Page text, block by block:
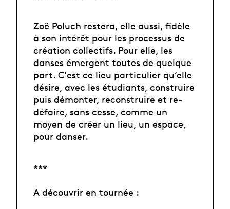
Zoë Poluch restera, elle aussi, fidèle
à son intérêt pour les processus de
création collectifs. Pour elle, les
danses émergent toutes de quelque
part. C'est ce lieu particulier qu’elle
désire, avec les étudiants, construire
puis démonter, reconstruire et re-
défaire, sans cesse, comme un
moyen de créer un lieu, un espace,
pour danser.
***
A découvrir en tournée :